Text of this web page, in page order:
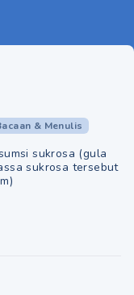
& Menulis
sukrosa (gula
sukrosa tersebut